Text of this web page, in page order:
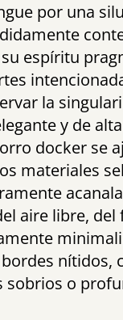
por una
espíritu
la
y de
docker se
materiales
aire libre,
nítidos,
sobrios o